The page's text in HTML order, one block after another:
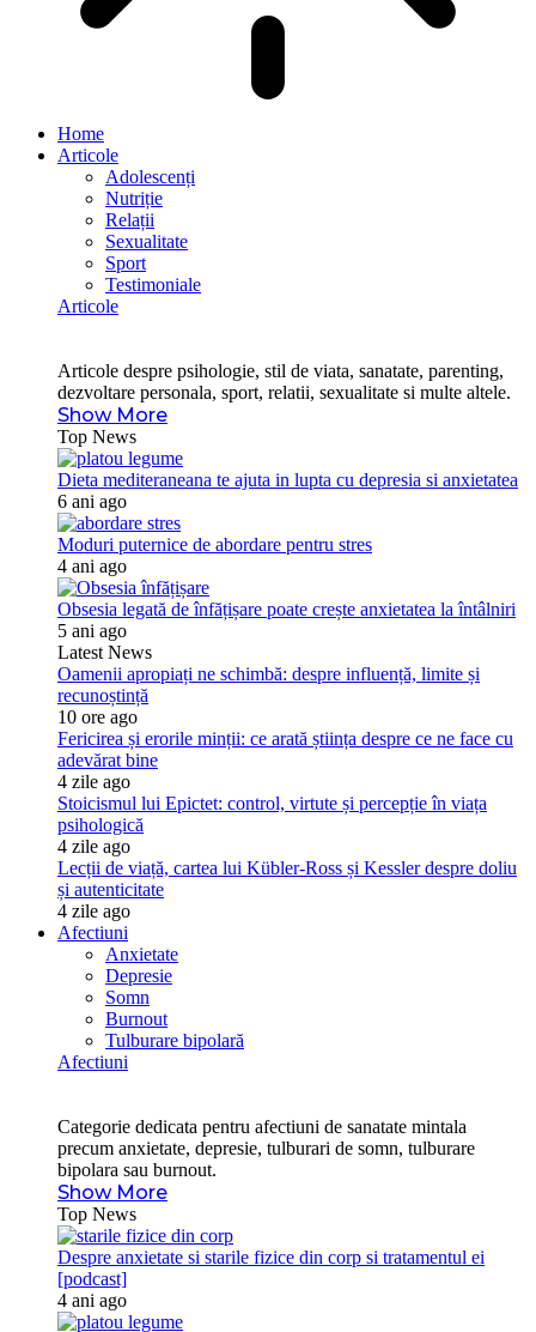
Home
Articole
Adolescenți
Nutriție
Relații
Sexualitate
Sport
Testimoniale
Articole
Articole despre psihologie, stil de viata, sanatate, parenting,
dezvoltare personala, sport, relatii, sexualitate si multe altele.
Show More
Top News
Dieta mediteraneana te ajuta in lupta cu depresia si anxietatea
6 ani ago
Moduri puternice de abordare pentru stres
4 ani ago
Obsesia legată de înfățișare poate crește anxietatea la întâlniri
5 ani ago
Latest News
Oamenii apropiați ne schimbă: despre influență, limite și
recunoștință
10 ore ago
Fericirea și erorile minții: ce arată știința despre ce ne face cu
adevărat bine
4 zile ago
Stoicismul lui Epictet: control, virtute și percepție în viața
psihologică
4 zile ago
Lecții de viață, cartea lui Kübler-Ross și Kessler despre doliu
și autenticitate
4 zile ago
Afectiuni
Anxietate
Depresie
Somn
Burnout
Tulburare bipolară
Afectiuni
Categorie dedicata pentru afectiuni de sanatate mintala
precum anxietate, depresie, tulburari de somn, tulburare
bipolara sau burnout.
Show More
Top News
Despre anxietate si starile fizice din corp si tratamentul ei
[podcast]
4 ani ago